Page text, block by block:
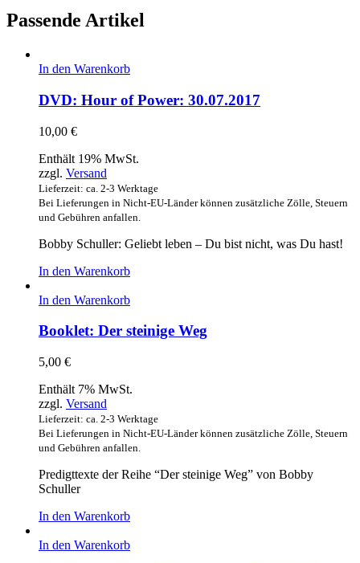
Passende Artikel
In den Warenkorb
DVD: Hour of Power: 30.07.2017
10,00 €
Enthält 19% MwSt.
zzgl. Versand
Lieferzeit: ca. 2-3 Werktage
Bei Lieferungen in Nicht-EU-Länder können zusätzliche Zölle, Steuern
und Gebühren anfallen.
Bobby Schuller: Geliebt leben – Du bist nicht, was Du hast!
In den Warenkorb
In den Warenkorb
Booklet: Der steinige Weg
5,00 €
Enthält 7% MwSt.
zzgl. Versand
Lieferzeit: ca. 2-3 Werktage
Bei Lieferungen in Nicht-EU-Länder können zusätzliche Zölle, Steuern
und Gebühren anfallen.
Predigttexte der Reihe “Der steinige Weg” von Bobby
Schuller
In den Warenkorb
In den Warenkorb